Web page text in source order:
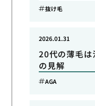
抜け毛
20代の薄毛は
の見解
2026.01.31
AGA